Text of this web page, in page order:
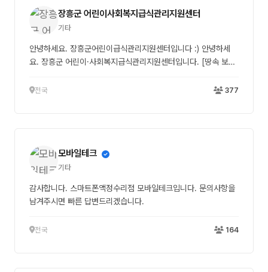
장흥군 어린이사회복지급식관리지원센터
기타
안녕하세요. 장흥군어린이급식관리지원센터입니다 :) 안녕하세
요. 장흥군 어린이·사회복지급식관리지원센터입니다. [땅속 보물
지 속 작은 씨앗처럼 시작된 '장타리'가 여러분의 관심과 사랑 속
식재료의 소중함을 배우는 특별한 시간이 되었는데요~ 흑느타리
버섯 '장타리'가 전해준 건강한 먹거리의 가치, 앞으로도 함께 나
전국 377
모바일테크
기타
감사합니다. 스마트폰액정수리점 모바일테크입니다. 문의사항을
남겨주시면 빠른 답변드리겠습니다.
전국 164